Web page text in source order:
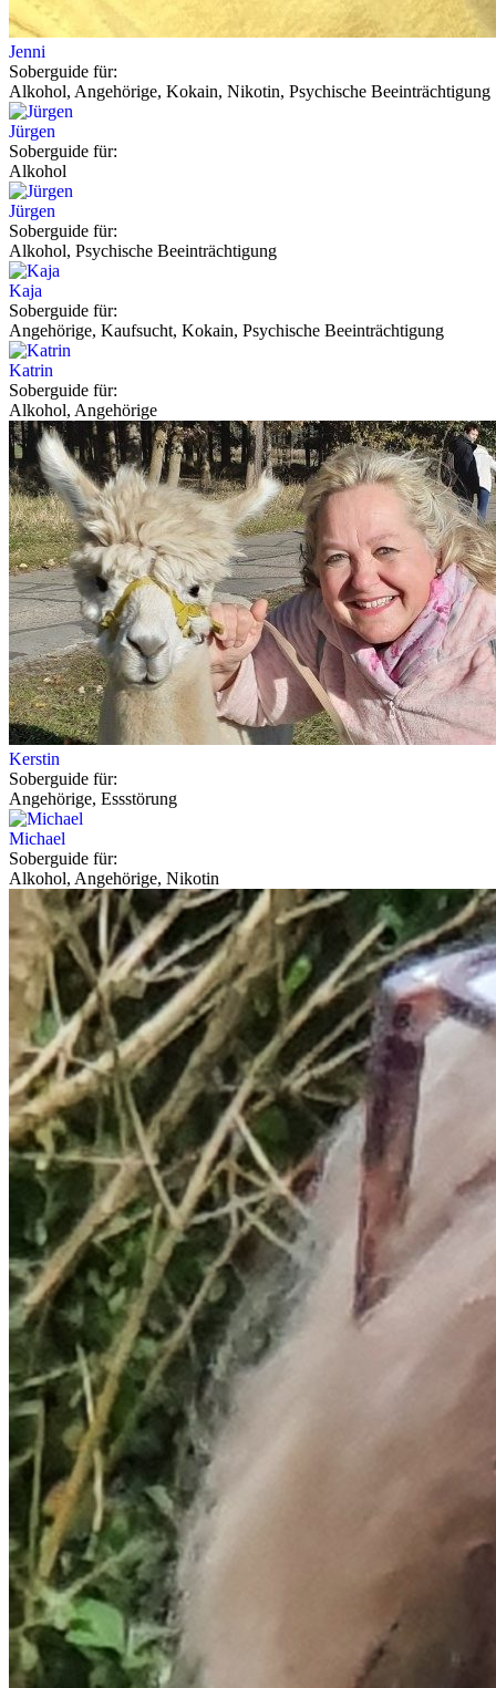
Jenni
Soberguide für:
Alkohol, Angehörige, Kokain, Nikotin, Psychische Beeinträchtigung
Jürgen
Soberguide für:
Alkohol
Jürgen
Soberguide für:
Alkohol, Psychische Beeinträchtigung
Kaja
Soberguide für:
Angehörige, Kaufsucht, Kokain, Psychische Beeinträchtigung
Katrin
Soberguide für:
Alkohol, Angehörige
Kerstin
Soberguide für:
Angehörige, Essstörung
Michael
Soberguide für:
Alkohol, Angehörige, Nikotin